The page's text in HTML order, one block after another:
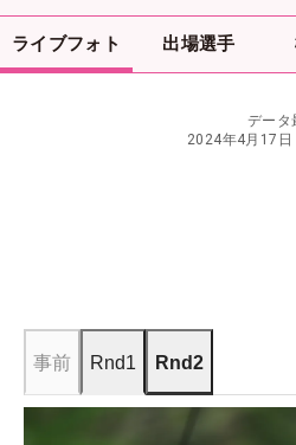
ライブフォト 出場選手
データ
2024年4月17
事前 Rnd1 Rnd2